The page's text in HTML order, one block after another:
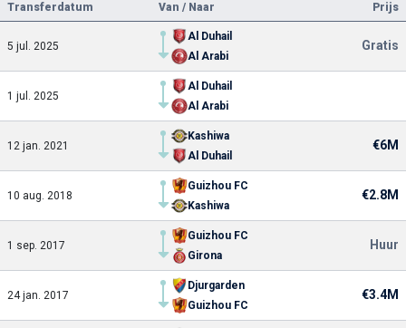
Transferdatum Van / Naar Prijs
5 jul. 2025
Al Duhail
Al Arabi
Gratis
1 jul. 2025
Al Duhail
Al Arabi
12 jan. 2021
Kashiwa
Al Duhail
€6M
10 aug. 2018
Guizhou FC
Kashiwa
€2.8M
1 sep. 2017
Guizhou FC
Girona
Huur
24 jan. 2017
Djurgarden
Guizhou FC
€3.4M